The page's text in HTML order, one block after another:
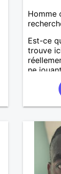
Homme
Est-ce
trouve
ne
un
d'y
désir
passer